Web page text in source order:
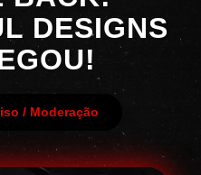
DESIGNS
/ Moderação